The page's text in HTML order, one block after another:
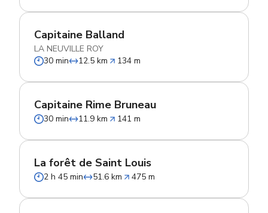
Capitaine Balland
LA NEUVILLE ROY
30 min
12.5 km 134 m
Capitaine Rime Bruneau
30 min 11.9 km 141 m
La forêt de Saint Louis
2 h 45 min 51.6 km 475 m